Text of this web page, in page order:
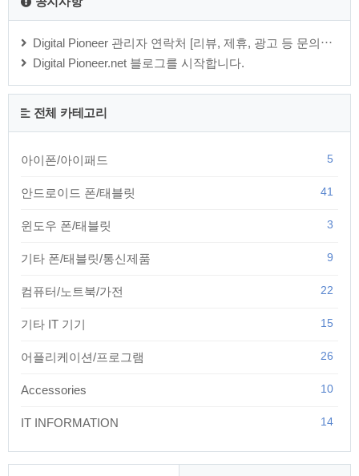
Digital Pioneer 관리자 연락처 [리뷰, 제휴, 광고 등 문의⋯
Digital Pioneer.net 블로그를 시작합니다.
전체 카테고리
아이폰/아이패드 5
안드로이드 폰/태블릿 41
윈도우 폰/태블릿 3
기타 폰/태블릿/통신제품 9
컴퓨터/노트북/가전 22
기타 IT 기기 15
어플리케이션/프로그램 26
Accessories 10
IT INFORMATION 14